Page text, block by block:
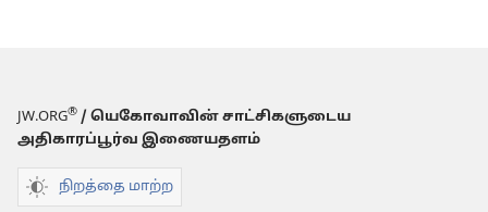
JW.ORG® / யெகோவாவின் சாட்சிகளுடைய
அதிகாரப்பூர்வ இணையதளம்
நிறத்தை மாற்ற